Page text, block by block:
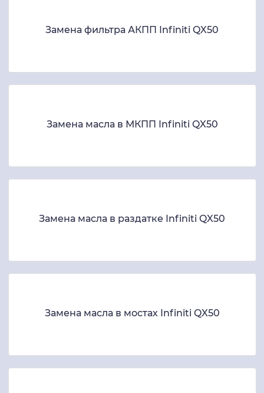
Замена фильтра АКПП Infiniti QX50
Замена масла в МКПП Infiniti QX50
Замена масла в раздатке Infiniti QX50
Замена масла в мостах Infiniti QX50